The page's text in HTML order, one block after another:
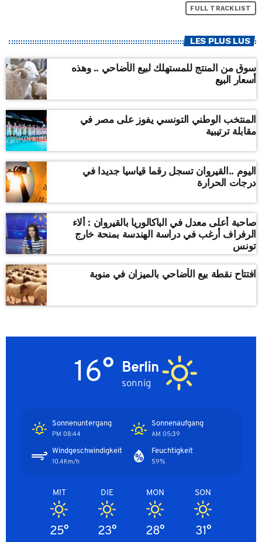
FULL TRACKLIST
LES PLUS LUS
سوق من المنتج للمستهلك لبيع الأضاحي .. وهذه
أسعار البيع
المنتخب الوطني التونسي يفوز على مصر في
مقابلة ترتيبية
اليوم ..القيروان تسجل رقما قياسيا جديدا في
درجات الحرارة
صاحبة أعلى معدل في الباكالوريا بالقيروان : ألاء
الرفراف أرغب في دراسة الهندسة بمنحة خارج
تونس
افتتاح نقطة بيع الأضاحي بالميزان في منوبة
Berlin
sonnig
16°
Sonnenaufgang
05:39 AM
Sonnenuntergang
08:44 PM
Feuchtigkeit
59%
Windgeschwindigkeit
10.4Km/h
SON
31°
MON
28°
DIE
23°
MIT
25°